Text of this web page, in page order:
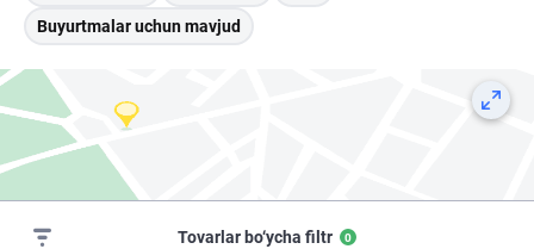
Buyurtmalar uchun mavjud
Tovarlar bo‘ycha filtr 0